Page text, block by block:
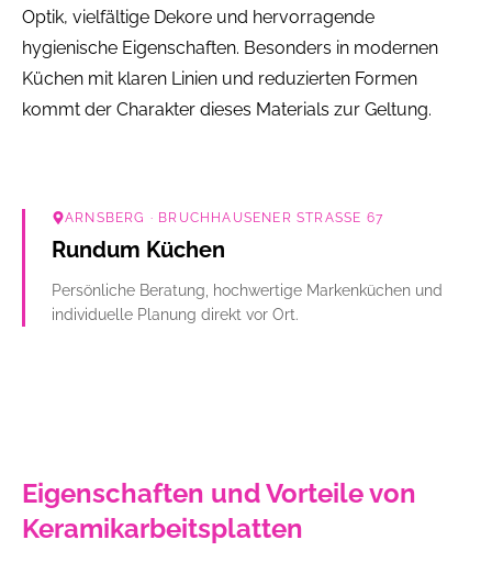
Optik, vielfältige Dekore und hervorragende
hygienische Eigenschaften. Besonders in modernen
Küchen mit klaren Linien und reduzierten Formen
kommt der Charakter dieses Materials zur Geltung.
ARNSBERG · BRUCHHAUSENER STRASSE 67
Rundum Küchen
Persönliche Beratung, hochwertige Markenküchen und
individuelle Planung direkt vor Ort.
Eigenschaften und Vorteile von
Keramikarbeitsplatten